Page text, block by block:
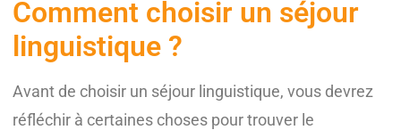
Comment choisir un séjour
linguistique ?
Avant de choisir un séjour linguistique, vous devrez
réfléchir à certaines choses pour trouver le